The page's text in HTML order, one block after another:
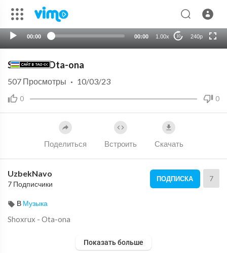
00:00 00:00 1.00x 10 240p
HD
Shoxrux - Ota-ona
0 0
507 Просмотры · 10/03/23
Поделиться Встроить Скачать
UzbekNavo
7 Подписчики
ПОДПИСКА 7
В Музыка
⁣Shoxrux - Ota-ona
Показать больше